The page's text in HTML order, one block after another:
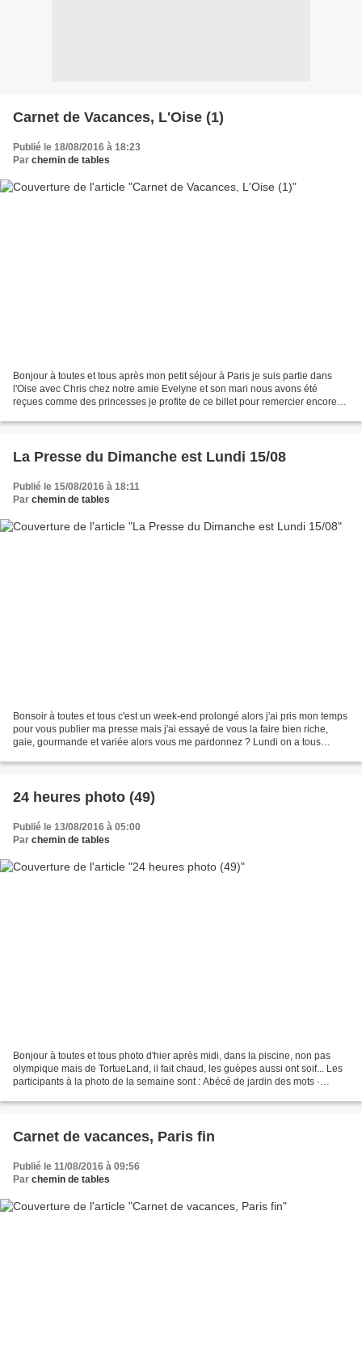
Carnet de Vacances, L'Oise (1)
Publié le 18/08/2016 à 18:23
Par chemin de tables
Bonjour à toutes et tous après mon petit séjour à Paris je suis partie dans
l'Oise avec Chris chez notre amie Evelyne et son mari nous avons été
reçues comme des princesses je profite de ce billet pour remercier encore
La Presse du Dimanche est Lundi 15/08
Publié le 15/08/2016 à 18:11
Par chemin de tables
Bonsoir à toutes et tous c'est un week-end prolongé alors j'ai pris mon temps
pour vous publier ma presse mais j'ai essayé de vous la faire bien riche,
gaie, gourmande et variée alors vous me pardonnez ? Lundi on a tous
24 heures photo (49)
Publié le 13/08/2016 à 05:00
Par chemin de tables
Bonjour à toutes et tous photo d'hier après midi, dans la piscine, non pas
olympique mais de TortueLand, il fait chaud, les guèpes aussi ont soif... Les
participants à la photo de la semaine sont : Abécé de jardin des mots ·
Carnet de vacances, Paris fin
Publié le 11/08/2016 à 09:56
Par chemin de tables